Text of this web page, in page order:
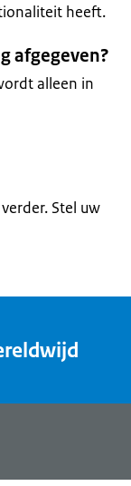
heeft.
afgegeven?
alleen in
Stel uw